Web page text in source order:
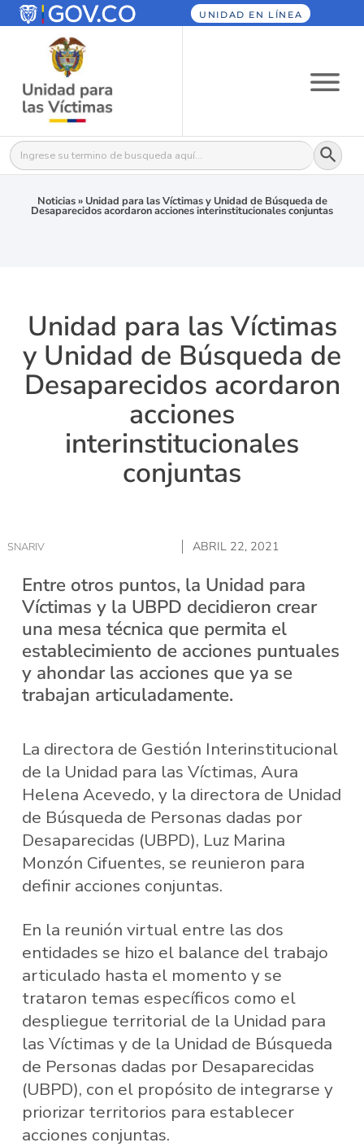
UNIDAD EN LÍNEA
Buscar: Botón
Noticias» Unidad para las Víctimas y Unidad de Búsqueda de
Desaparecidos acordaron acciones interinstitucionales conjuntas
Unidad para las Víctimas
y Unidad de Búsqueda de
Desaparecidos acordaron
acciones
interinstitucionales
conjuntas
SNARIV ABRIL 22, 2021
Entre otros puntos, la Unidad para
Víctimas y la UBPD decidieron crear
una mesa técnica que permita el
establecimiento de acciones puntuales
y ahondar las acciones que ya se
trabajan articuladamente.
La directora de Gestión Interinstitucional
de la Unidad para las Víctimas, Aura
Helena Acevedo, y la directora de Unidad
de Búsqueda de Personas dadas por
Desaparecidas (UBPD), Luz Marina
Monzón Cifuentes, se reunieron para
definir acciones conjuntas.
En la reunión virtual entre las dos
entidades se hizo el balance del trabajo
articulado hasta el momento y se
trataron temas específicos como el
despliegue territorial de la Unidad para
las Víctimas y de la Unidad de Búsqueda
de Personas dadas por Desaparecidas
(UBPD), con el propósito de integrarse y
priorizar territorios para establecer
acciones conjuntas.